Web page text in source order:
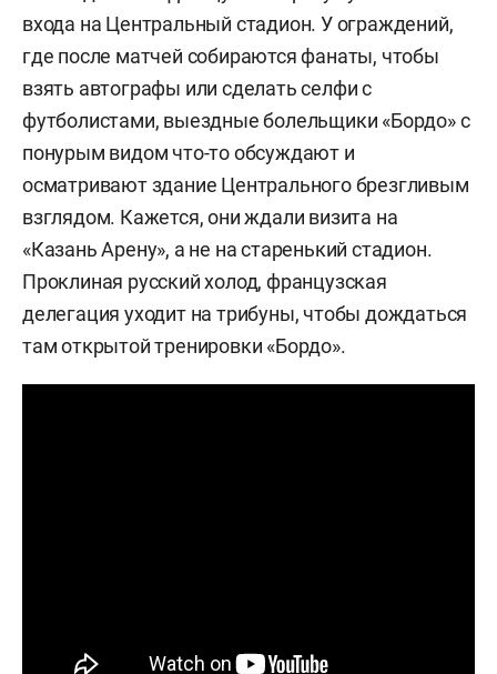
входа на Центральный стадион. У ограждений,
где после матчей собираются фанаты, чтобы
взять автографы или сделать селфи с
футболистами, выездные болельщики «Бордо» с
понурым видом что-то обсуждают и
осматривают здание Центрального брезгливым
взглядом. Кажется, они ждали визита на
«Казань Арену», а не на старенький стадион.
Проклиная русский холод, французская
делегация уходит на трибуны, чтобы дождаться
там открытой тренировки «Бордо».